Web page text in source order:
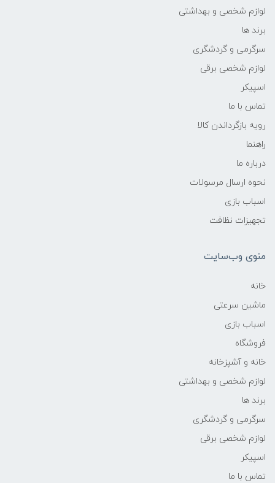
لوازم شخصی و بهداشتی
برند ها
سرگرمی و گردشگری
لوازم شخصی برقی
اسپیکر
تماس با ما
رویه بازگرداندن کالا
راهنما
درباره ما
نحوه ارسال مرسولات
اسباب بازی
تجهیزات نظافت
منوی وب‌سایت
خانه
ماشین سرعتی
اسباب بازی
فروشگاه
خانه و آشپزخانه
لوازم شخصی و بهداشتی
برند ها
سرگرمی و گردشگری
لوازم شخصی برقی
اسپیکر
تماس با ما